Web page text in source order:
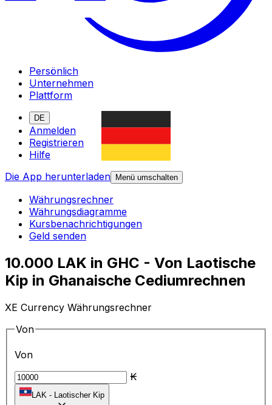
Persönlich
Unternehmen
Plattform
DE
Anmelden
Registrieren
Hilfe
Die App herunterladen
Menü umschalten
Währungsrechner
Währungsdiagramme
Kursbenachrichtigungen
Geld senden
10.000 LAK in GHC - Von Laotische
Kip in Ghanaische Cediumrechnen
XE Currency Währungsrechner
Von
Von
₭
LAK - Laotischer Kip